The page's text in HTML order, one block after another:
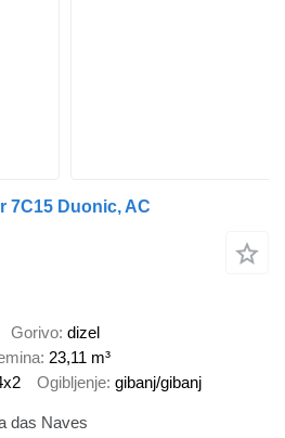
7C15 Duonic, AC
Gorivo dizel
23,11 m³
Ogibljenje gibanj/gibanj
das Naves